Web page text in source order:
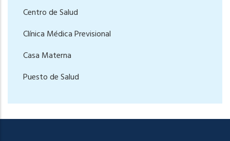
Centro de Salud
Clínica Médica Previsional
Casa Materna
Puesto de Salud